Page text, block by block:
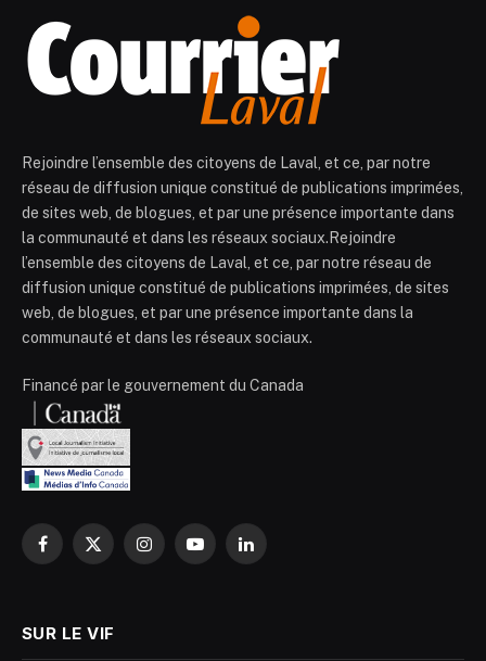
Rejoindre l’ensemble des citoyens de Laval, et ce, par notre
réseau de diffusion unique constitué de publications imprimées,
de sites web, de blogues, et par une présence importante dans
la communauté et dans les réseaux sociaux.Rejoindre
l’ensemble des citoyens de Laval, et ce, par notre réseau de
diffusion unique constitué de publications imprimées, de sites
web, de blogues, et par une présence importante dans la
communauté et dans les réseaux sociaux.
Financé par le gouvernement du Canada
Facebook
X
InstagramYouTubeLinkedIn
SUR LE VIF